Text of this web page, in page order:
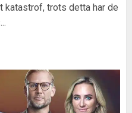
katastrof, trots detta har de